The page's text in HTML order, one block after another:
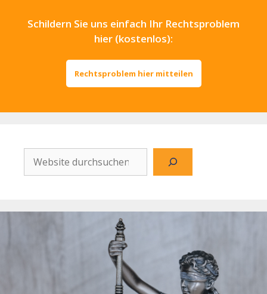
Schildern Sie uns einfach Ihr Rechtsproblem
hier (kostenlos):
Rechtsproblem hier mitteilen
Website
durchsuchen